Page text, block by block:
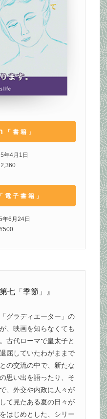
「書籍」
年4月1日
「電子書籍」
年6月24日
七「季節」』
グラディエーター」の
、映画を知らなくても
古代ローマで皇太子と
屈していたわがままで
の交流の中で、新たな
思い出を語ったり、そ
、外交や内政に人々が
て見たある夏の日々が
はじめとした、シリー